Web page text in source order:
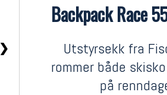
❯
Backpack Race
Utstyrsekk fra
rommer både
på